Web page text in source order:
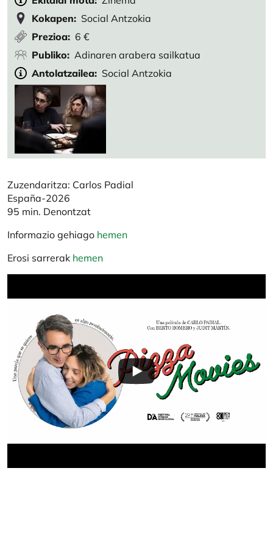
Kokapen
Social Antzokia
Prezioa
6 €
Publiko
Adinaren arabera sailkatua
Antolatzailea
Social Antzokia
Zuzendaritza: Carlos Padial
España-2026
95 min. Denontzat
Informazio gehiago hemen
Erosi sarrerak hemen